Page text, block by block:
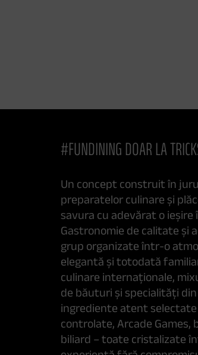
#FUNDINING DOAR LA
Un concept construit în
preparatelor culinare și
savura cu adevărat o ieșire
Gastronomie de calitate și
grup organizate într-o
elegantă și totodată
culinare internaționale,
de băuturi și specialități
ingrediente atent selectate
controlate, Arcade Games,
biliard – toate cristalizate